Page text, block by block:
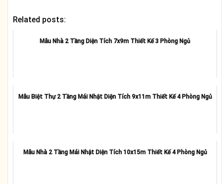
Related posts:
Mẫu Nhà 2 Tầng Diện Tích 7x9m Thiết Kế 3 Phòng Ngủ
Mẫu Biệt Thự 2 Tầng Mái Nhật Diện Tích 9x11m Thiết Kế 4 Phòng Ngủ
Mẫu Nhà 2 Tầng Mái Nhật Diện Tích 10x15m Thiết Kế 4 Phòng Ngủ